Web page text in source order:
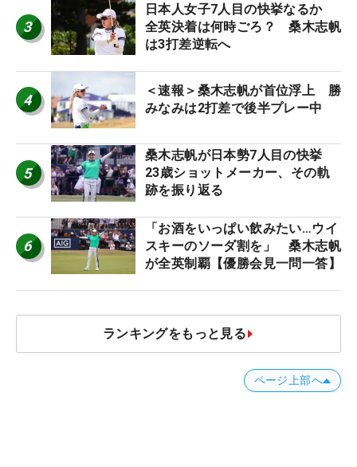
3
日本人女子7人目の快挙なるか
全英決着は何時ごろ？ 桑木志帆
は3打差逆転へ
4
＜速報＞桑木志帆が首位浮上 勝
みなみは2打差で後半プレー中
5
桑木志帆が日本勢7人目の快挙
23歳ショットメーカー、その軌
跡を振り返る
6
「お酒をいっぱい飲みたい…ウイ
スキーのソーダ割を」 桑木志帆
が全英制覇【優勝会見一問一答】
ランキングをもっと見る
ページ上部へ